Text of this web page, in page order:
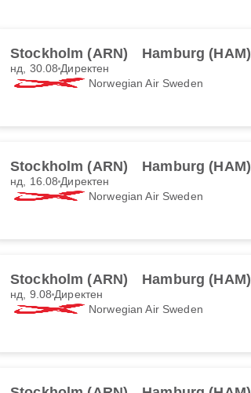
Stockholm (ARN) Hamburg (HAM)
нд, 30.08 Директен
Norwegian Air Sweden
Stockholm (ARN) Hamburg (HAM)
нд, 16.08 Директен
Norwegian Air Sweden
Stockholm (ARN) Hamburg (HAM)
нд, 9.08 Директен
Norwegian Air Sweden